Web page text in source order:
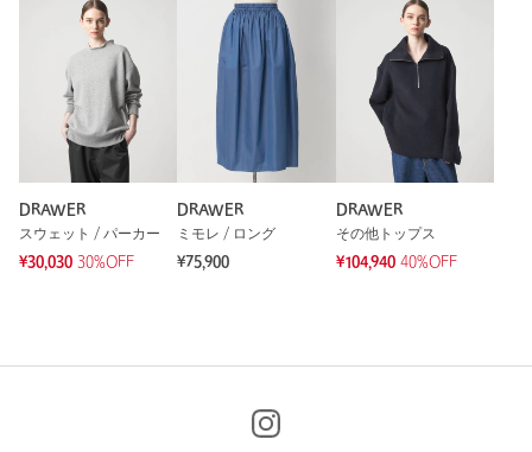
DRAWER
スウェット / パーカー
¥30,030 30%OFF
DRAWER
ミモレ / ロング
¥75,900
DRAWER
その他トップス
¥104,940 40%OFF